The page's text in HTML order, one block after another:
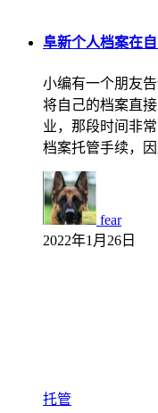
阜新个人档案在
小编有一个朋友
将自己的档案直
业，那段时间非
档案托管手续，
fear
2022年1月26日
托管